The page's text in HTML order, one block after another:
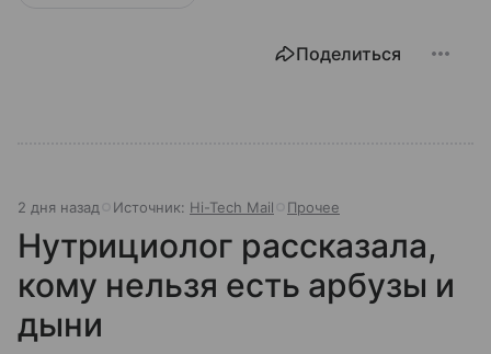
Поделиться
2 дня назад Источник: Hi-Tech Mail Прочее
Нутрициолог рассказала,
кому нельзя есть арбузы и
дыни